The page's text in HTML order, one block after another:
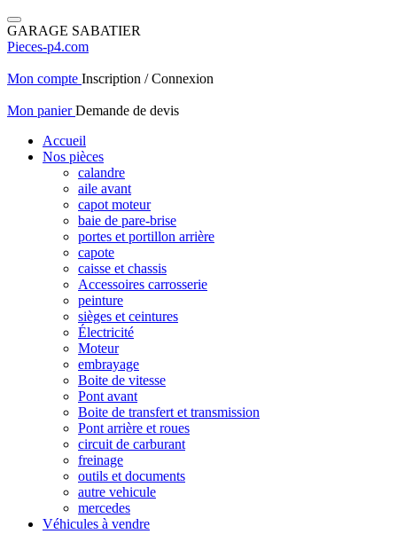
GARAGE SABATIER
Pieces-p4.com
Mon compte Inscription / Connexion
Mon panierDemande de devis
Accueil
Nos pièces
calandre
aile avant
capot moteur
baie de pare-brise
portes et portillon arrière
capote
caisse et chassis
Accessoires carrosserie
peinture
sièges et ceintures
Électricité
Moteur
embrayage
Boite de vitesse
Pont avant
Boite de transfert et transmission
Pont arrière et roues
circuit de carburant
freinage
outils et documents
autre vehicule
mercedes
Véhicules à vendre